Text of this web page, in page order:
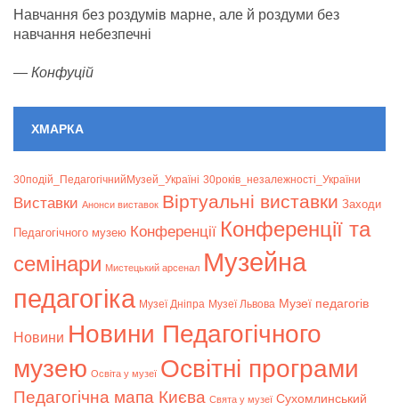
Навчання без роздумів марне, але й роздуми без
навчання небезпечні
— Конфуцій
ХМАРКА
30подій_ПедагогічнийМузей_Україні 30років_незалежності_України
Bиставки Анонси виставок Віртуальні виставки Заходи
Педагогічного музею Конференції Конференції та
семінари Мистецький арсенал Музейна
педагогіка Музеї Дніпра Музеї Львова Музеї педагогів
Новини Новини Педагогічного
музею Освіта у музеї Освітні програми
Педагогічна мапа Києва Свята у музеї Сухомлинський